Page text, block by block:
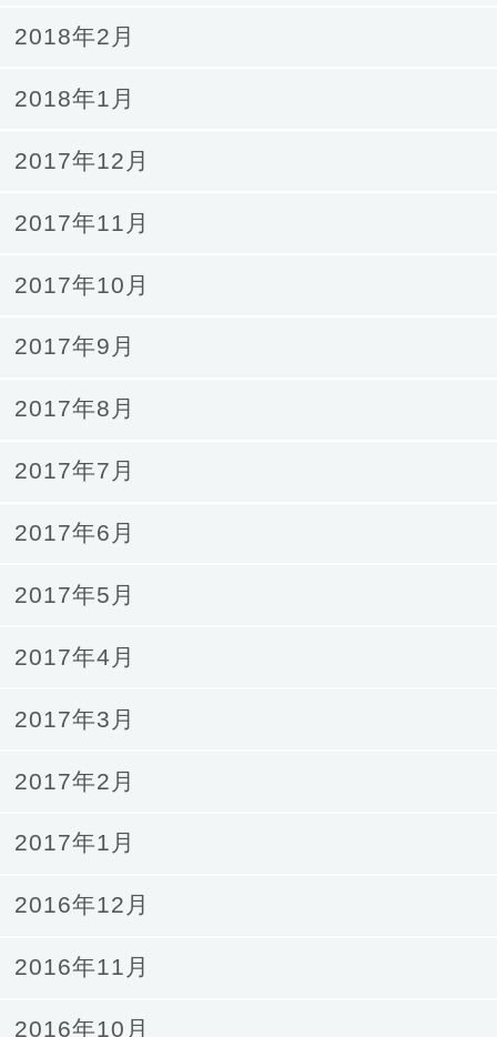
2018年2月
2018年1月
2017年12月
2017年11月
2017年10月
2017年9月
2017年8月
2017年7月
2017年6月
2017年5月
2017年4月
2017年3月
2017年2月
2017年1月
2016年12月
2016年11月
2016年10月